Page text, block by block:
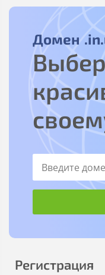
Домен
Регистрация